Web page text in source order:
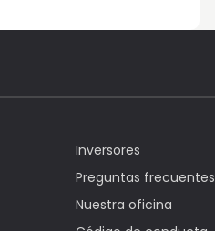
Inversores
Preguntas frecuentes
Nuestra oficina